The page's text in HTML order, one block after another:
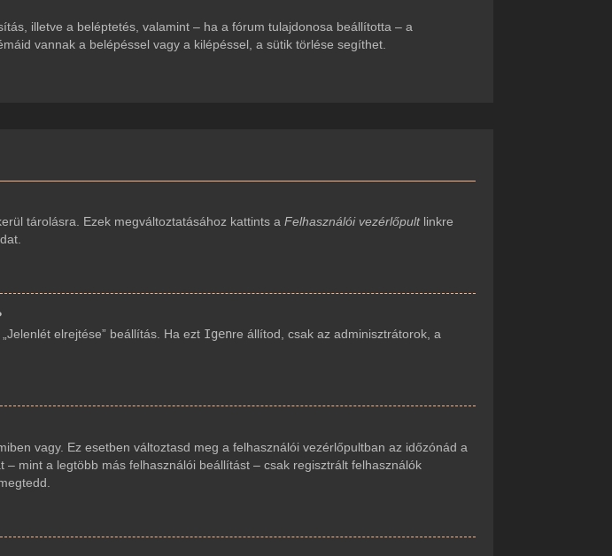
illetve a beléptetés, valamint – ha a fórum tulajdonosa beállította – a
vannak a belépéssel vagy a kilépéssel, a sütik törlése segíthet.
tárolásra. Ezek megváltoztatásához kattints aFelhasználói vezérlőpultlinkre
elrejtése” beállítás. Ha ezt Igenre állítod, csak az adminisztrátorok, a
vagy. Ez esetben változtasd meg a felhasználói vezérlőpultban az időzónád a
mint a legtöbb más felhasználói beállítást – csak regisztrált felhasználók